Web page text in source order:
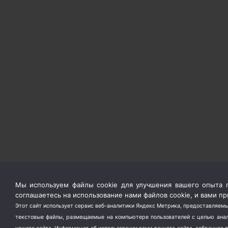
Мы используем файлы cookie для улучшения вашего опыта
соглашаетесь на использование нами файлов cookie, и вами
Этот сайт использует сервис веб-аналитики Яндекс Метрика,
текстовые файлы, размещаемые на компьютере пользователей с целью